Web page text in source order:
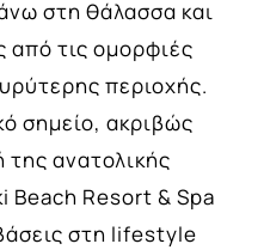
στη θάλασσα και
τις ομορφιές
περιοχής.
σημείο, ακριβώς
ανατολικής
Beach Resort & Spa
στη lifestyle